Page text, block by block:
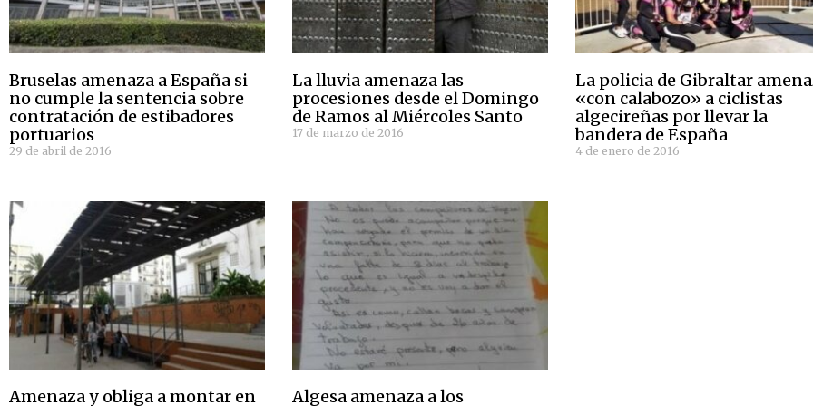
Bruselas amenaza a España si
no cumple la sentencia sobre
contratación de estibadores
portuarios
29 de abril de 2016
La lluvia amenaza las
procesiones desde el Domingo
de Ramos al Miércoles Santo
17 de marzo de 2016
La policia de Gibraltar
«con calabozo» a ciclistas
algecireñas por llevar la
bandera de España
4 de enero de 2016
Amenaza y obliga a montar en
Algesa amenaza a los